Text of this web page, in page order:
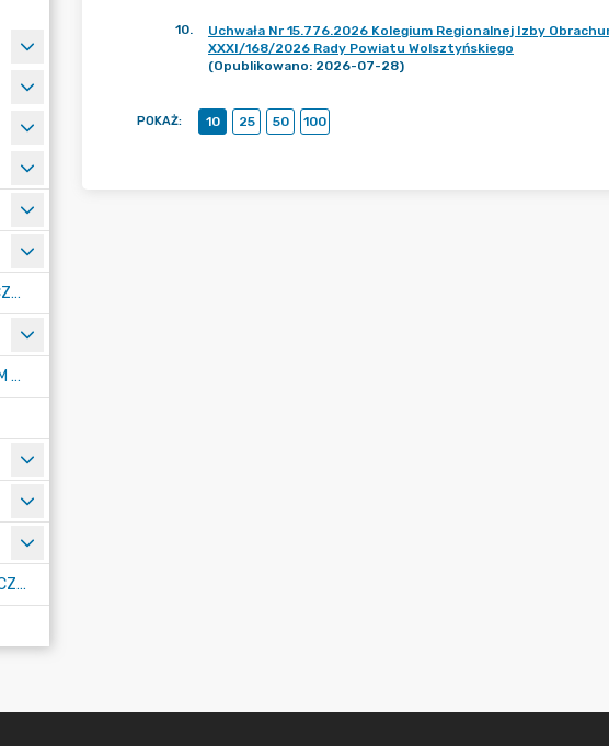
UDOSTĘPNIANIE INFORMACJI PUBLICZNEJ
ZAPEWNIENIE DOSTĘPNOŚCI OSOBOM ZE SZCZEGÓŁNYMI POTRZEBAMI
ELEKTRONICZNA SKRZYNKA PODAWCZA E-PUAP
10.
Uchwała Nr 15.776.2026 Kolegium Regionalnej Izby
XXXI/168/2026 Rady Powiatu Wolsztyńskiego
(Opublikowano: 2026-07-28)
POKAŻ: 10 25 50 100